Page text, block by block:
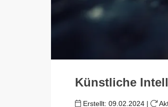
Künstliche
Erstellt: 09.02.2024 |